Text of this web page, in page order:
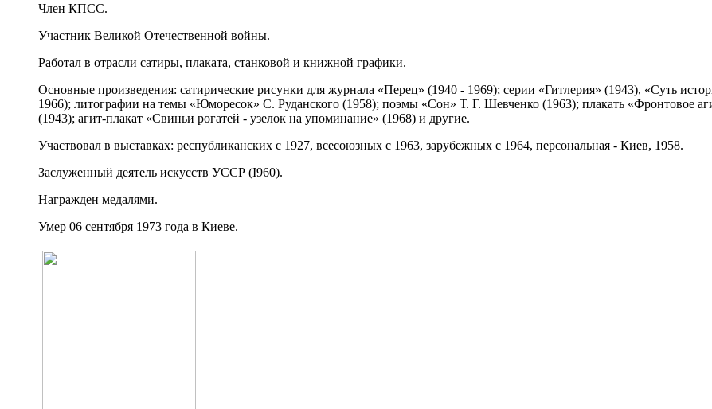
Член КПСС.
Участник Великой Отечественной войны.
Работал в отрасли сатиры, плаката, станковой и книжной графики.
Основные произведения: сатирические рисунки для журнала «Перец» (1940 - 1969); серии «Гитлерия» (1943), «Суть
1966); литографии на темы «Юморесок» С. Руданского (1958); поэмы «Сон» Т. Г. Шевченко (1963); плакать «Фронтовое
(1943); агит-плакат «Свиньи рогатей - узелок на упоминание» (1968) и другие.
Участвовал в выставках: республиканских с 1927, всесоюзных с 1963, зарубежных с 1964, персональная - Киев, 1958.
Заслуженный деятель искусств УССР (I960).
Награжден медалями.
Умер 06 сентября 1973 года в Киеве.